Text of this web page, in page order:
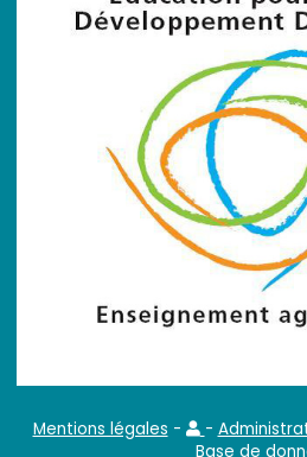
Mentions légales - -
Base de